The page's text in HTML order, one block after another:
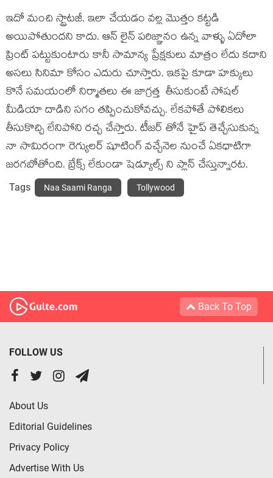
ఇదో మంచి స్ట్రాటజీ. ఇలా చేయడం వల్ల మొత్తం కట్టడి
అయిపోతుందని కాదు. ఆన్ లైన్ పరిజ్ఞానం ఉన్న వాళ్ళు ఏదోలా
ప్రింట్ పట్టుకుంటారు కానీ సామాన్య ప్రేక్షకులు మాత్రం లేదు కదాని
అసలు సినిమా కోసం ఎదురు చూస్తారు. ఇకపై కూడా హక్కులు
కొనే సమయంలో నిర్మాతలు ఈ జాగ్రత్త తీసుకుంటే సోషల్
మీడియా దాడిని సగం తప్పించుకోవచ్చు. లేకపోతే పోలికలు
తీసుకొచ్చి లేనిపోని రచ్చ చేస్తారు. టీజర్ తోనే హైప్ తెచ్చేసుకున్న
నా సామిరంగా రెగ్యులర్ షూటింగ్ వచ్చేనెల నుంచే ఏకధాటిగా
జరగబోతోంది. బ్రేక్స్ లేకుండా షెడ్యూల్స్ ని ప్లాన్ చేస్తున్నారట.
Tags Naa Saami Ranga Tollywood
Back To Top
FOLLOW US
About Us
Editorial Guidelines
Privacy Policy
Advertise With Us